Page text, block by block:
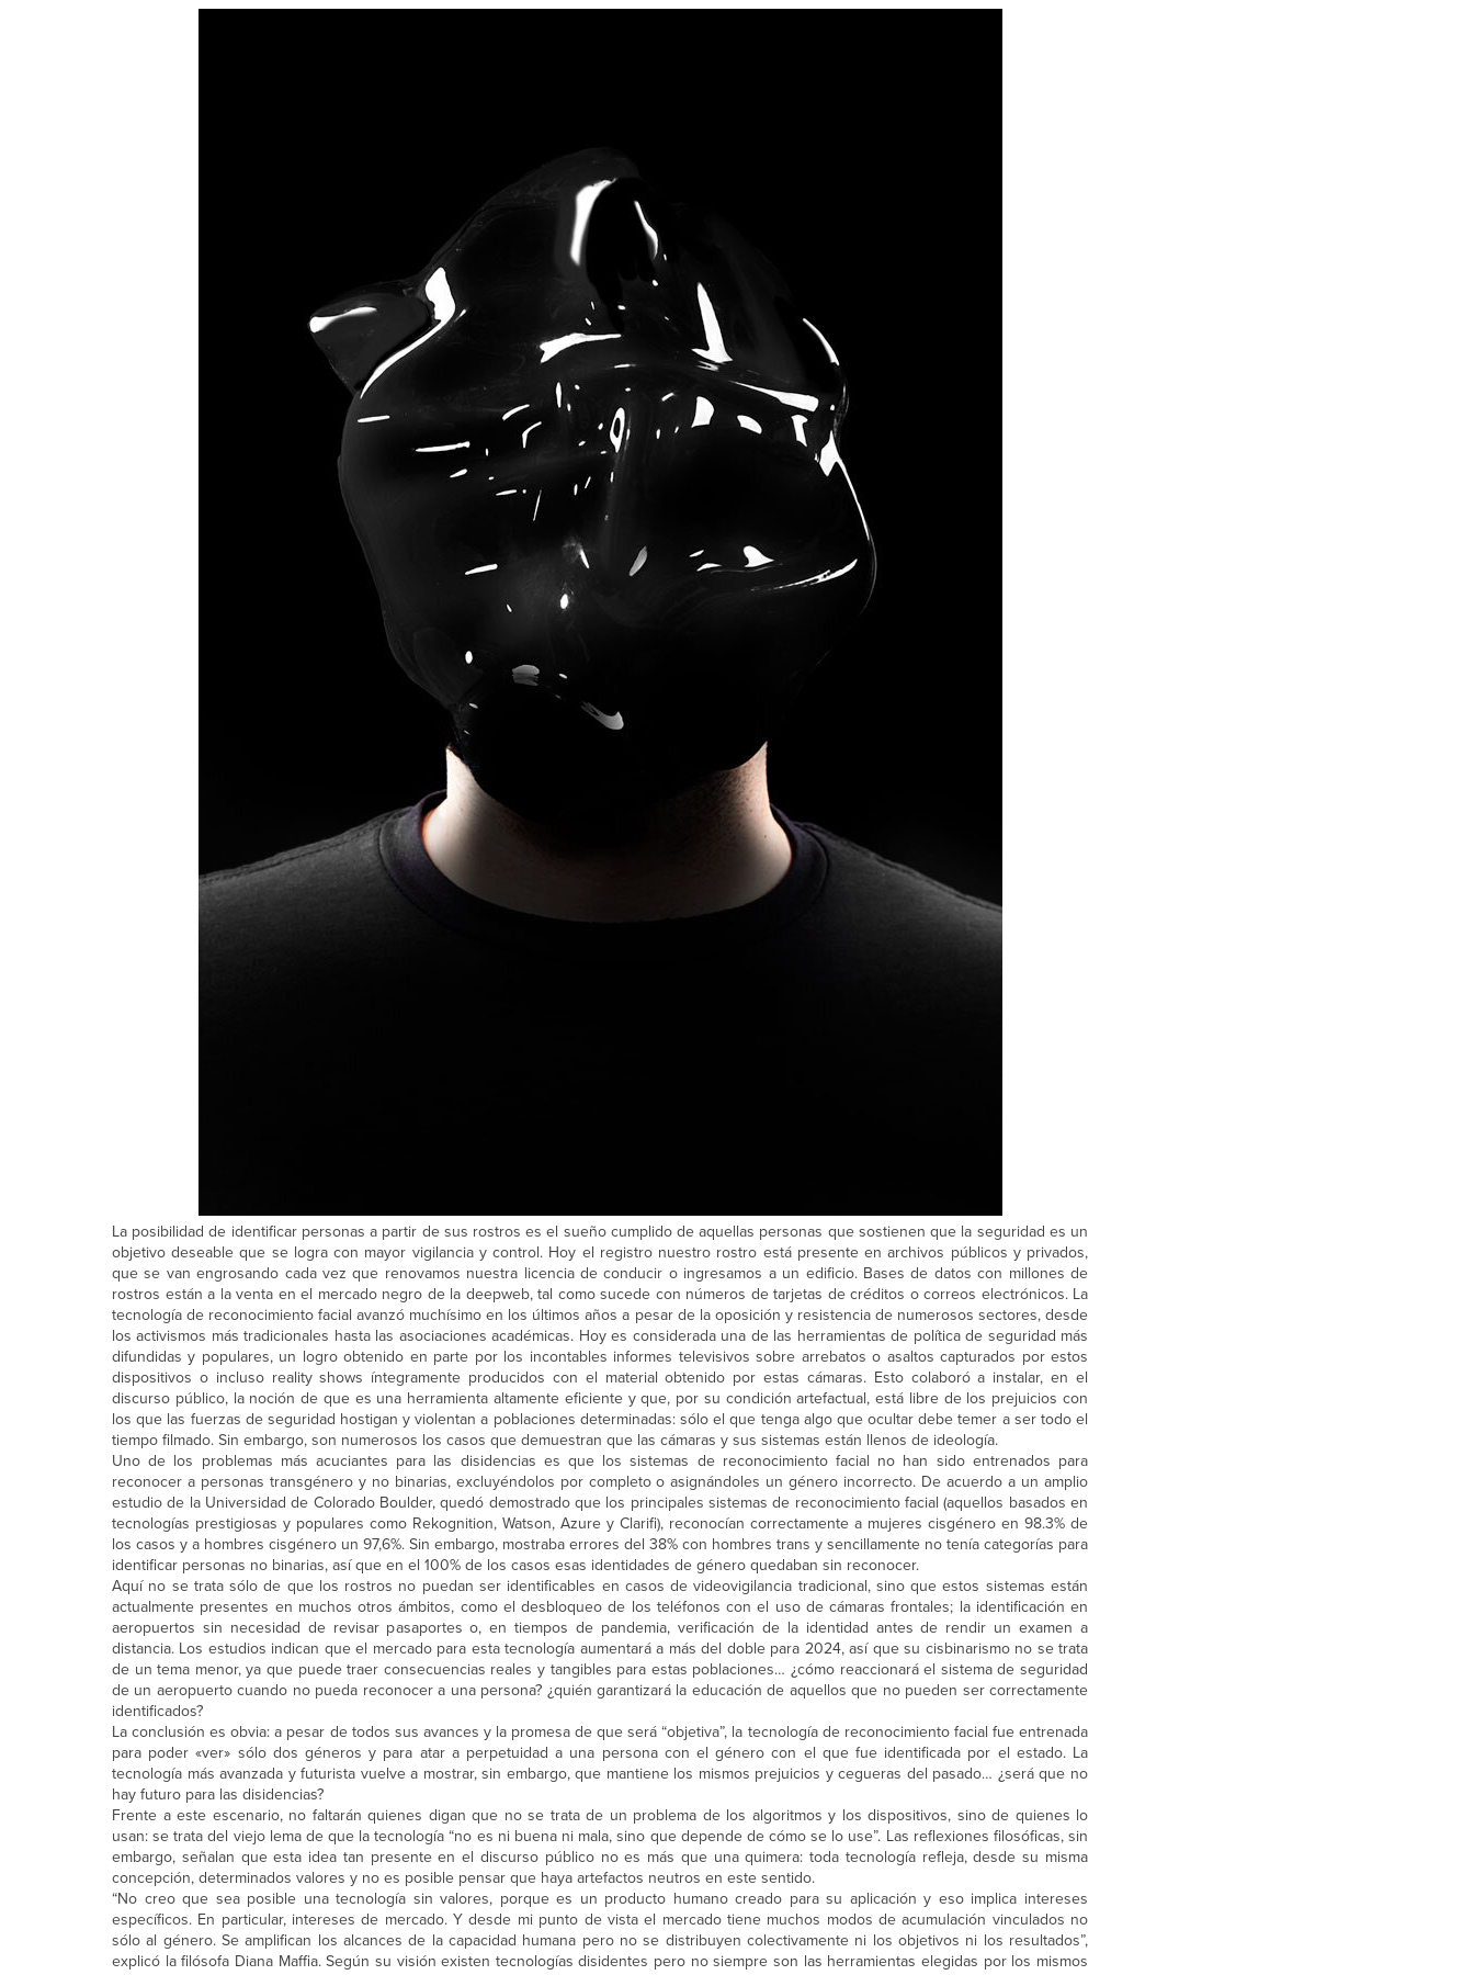
La posibilidad de identificar personas a partir de sus rostros es el sueño cumplido de aquellas personas que sostienen que la seguridad es un
objetivo deseable que se logra con mayor vigilancia y control. Hoy el registro nuestro rostro está presente en archivos públicos y privados,
que se van engrosando cada vez que renovamos nuestra licencia de conducir o ingresamos a un edificio. Bases de datos con millones de
rostros están a la venta en el mercado negro de la deepweb, tal como sucede con números de tarjetas de créditos o correos electrónicos. La
tecnología de reconocimiento facial avanzó muchísimo en los últimos años a pesar de la oposición y resistencia de numerosos sectores, desde
los activismos más tradicionales hasta las asociaciones académicas. Hoy es considerada una de las herramientas de política de seguridad más
difundidas y populares, un logro obtenido en parte por los incontables informes televisivos sobre arrebatos o asaltos capturados por estos
dispositivos o incluso reality shows íntegramente producidos con el material obtenido por estas cámaras. Esto colaboró a instalar, en el
discurso público, la noción de que es una herramienta altamente eficiente y que, por su condición artefactual, está libre de los prejuicios con
los que las fuerzas de seguridad hostigan y violentan a poblaciones determinadas: sólo el que tenga algo que ocultar debe temer a ser todo el
tiempo filmado. Sin embargo, son numerosos los casos que demuestran que las cámaras y sus sistemas están llenos de ideología.
Uno de los problemas más acuciantes para las disidencias es que los sistemas de reconocimiento facial no han sido entrenados para
reconocer a personas transgénero y no binarias, excluyéndolos por completo o asignándoles un género incorrecto. De acuerdo a un amplio
estudio de la Universidad de Colorado Boulder, quedó demostrado que los principales sistemas de reconocimiento facial (aquellos basados en
tecnologías prestigiosas y populares como Rekognition, Watson, Azure y Clarifi), reconocían correctamente a mujeres cisgénero en 98.3% de
los casos y a hombres cisgénero un 97,6%. Sin embargo, mostraba errores del 38% con hombres trans y sencillamente no tenía categorías para
identificar personas no binarias, así que en el 100% de los casos esas identidades de género quedaban sin reconocer.
Aquí no se trata sólo de que los rostros no puedan ser identificables en casos de videovigilancia tradicional, sino que estos sistemas están
actualmente presentes en muchos otros ámbitos, como el desbloqueo de los teléfonos con el uso de cámaras frontales; la identificación en
aeropuertos sin necesidad de revisar pasaportes o, en tiempos de pandemia, verificación de la identidad antes de rendir un examen a
distancia. Los estudios indican que el mercado para esta tecnología aumentará a más del doble para 2024, así que su cisbinarismo no se trata
de un tema menor, ya que puede traer consecuencias reales y tangibles para estas poblaciones… ¿cómo reaccionará el sistema de seguridad
de un aeropuerto cuando no pueda reconocer a una persona? ¿quién garantizará la educación de aquellos que no pueden ser correctamente
identificados?
La conclusión es obvia: a pesar de todos sus avances y la promesa de que será “objetiva”, la tecnología de reconocimiento facial fue entrenada
para poder «ver» sólo dos géneros y para atar a perpetuidad a una persona con el género con el que fue identificada por el estado. La
tecnología más avanzada y futurista vuelve a mostrar, sin embargo, que mantiene los mismos prejuicios y cegueras del pasado… ¿será que no
hay futuro para las disidencias?
Frente a este escenario, no faltarán quienes digan que no se trata de un problema de los algoritmos y los dispositivos, sino de quienes lo
usan: se trata del viejo lema de que la tecnología “no es ni buena ni mala, sino que depende de cómo se lo use”. Las reflexiones filosóficas, sin
embargo, señalan que esta idea tan presente en el discurso público no es más que una quimera: toda tecnología refleja, desde su misma
concepción, determinados valores y no es posible pensar que haya artefactos neutros en este sentido.
“No creo que sea posible una tecnología sin valores, porque es un producto humano creado para su aplicación y eso implica intereses
específicos. En particular, intereses de mercado. Y desde mi punto de vista el mercado tiene muchos modos de acumulación vinculados no
sólo al género. Se amplifican los alcances de la capacidad humana pero no se distribuyen colectivamente ni los objetivos ni los resultados”,
explicó la filósofa Diana Maffia. Según su visión existen tecnologías disidentes pero no siempre son las herramientas elegidas por los mismos